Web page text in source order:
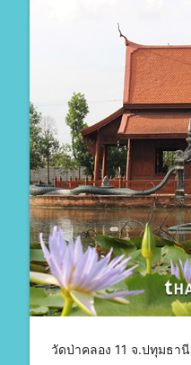
วัดป่าคลอง 11 จ.ปทุมธานี